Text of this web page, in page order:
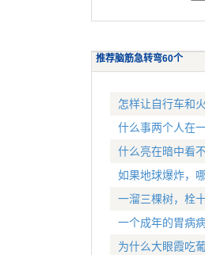
推荐脑筋急转弯60个
怎样让自行车和
什么事两个人在
什么亮在暗中看不
如果地球爆炸，
一溜三棵树，栓
一个成年的胃病
为什么大眼霞吃